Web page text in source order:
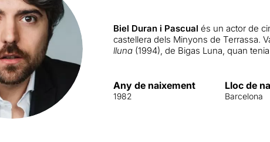
Biel Duran i Pascual és un actor de
castellera dels Minyons de Terrassa.
lluna (1994), de Bigas Luna, quan
Any de naixement
1982
Lloc de
Barcelona